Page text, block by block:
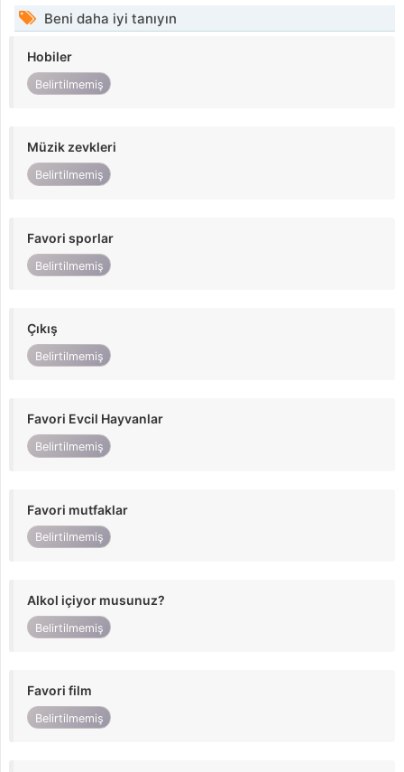
Beni daha iyi tanıyın
Hobiler
Belirtilmemiş
Müzik zevkleri
Belirtilmemiş
Favori sporlar
Belirtilmemiş
Çıkış
Belirtilmemiş
Favori Evcil Hayvanlar
Belirtilmemiş
Favori mutfaklar
Belirtilmemiş
Alkol içiyor musunuz?
Belirtilmemiş
Favori film
Belirtilmemiş